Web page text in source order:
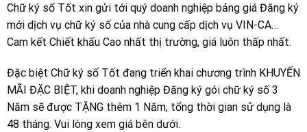
Chữ ký số Tốt xin gửi tới quý doanh nghiệp bảng giá Đăng ký
mới dịch vụ chữ ký số của nhà cung cấp dịch vụ VIN-CA…
Cam kết Chiết khấu Cao nhất thị trường, giá luôn thấp nhất.
Đặc biệt Chữ ký số Tốt đang triển khai chương trình KHUYẾN
MÃI ĐẶC BIỆT, khi doanh nghiệp Đăng ký gói chữ ký số 3
Năm sẽ được TẶNG thêm 1 Năm, tổng thời gian sử dụng là
48 tháng. Vui lòng xem giá bên dưới.